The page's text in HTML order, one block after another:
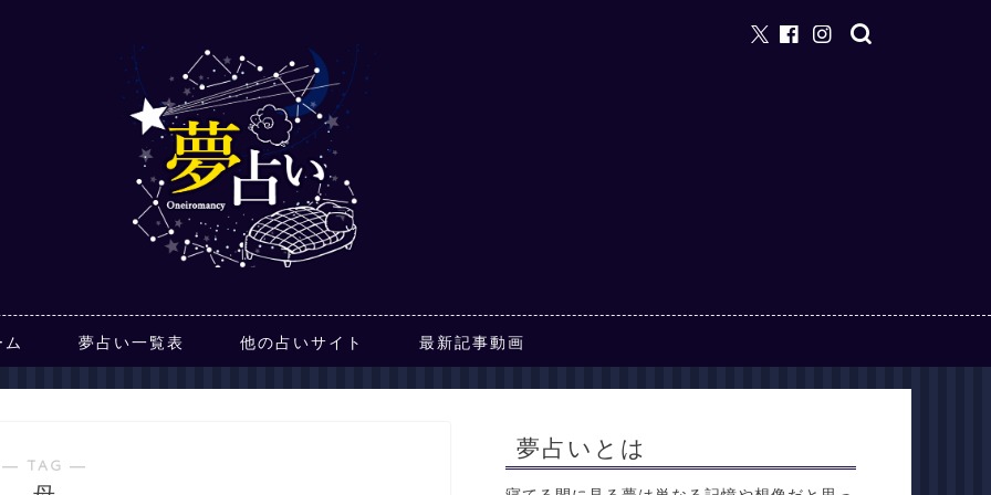
ム 夢占い一覧表 他の占いサイト 最新記事動画
― TAG ―
夢占いとは